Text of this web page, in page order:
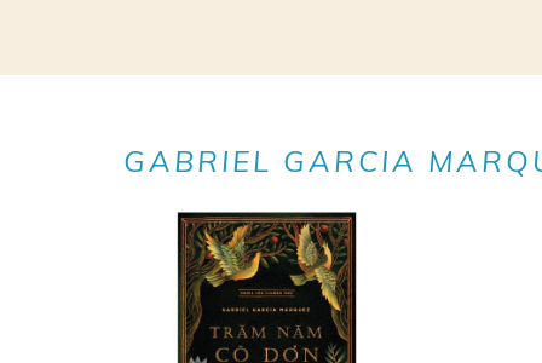
GABRIEL GARCIA